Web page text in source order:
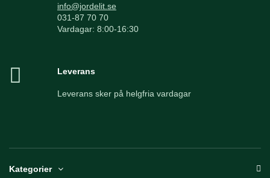
info@jordelit.se
031-87 70 70
Vardagar: 8:00-16:30
Leverans
Leverans sker på helgfria vardagar
Kategorier